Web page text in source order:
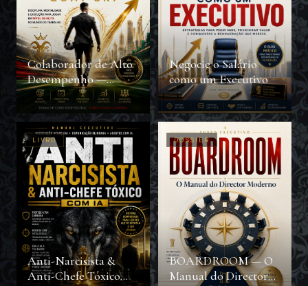
Colaborador de Alto
Desempenho —
GOAT CR7
Negocie o Salário
como um Executivo
LIVRO
Anti-Narcisista &
Anti-Chefe Tóxico
DOSSIER
BOARDROOM — O
Manual do Director